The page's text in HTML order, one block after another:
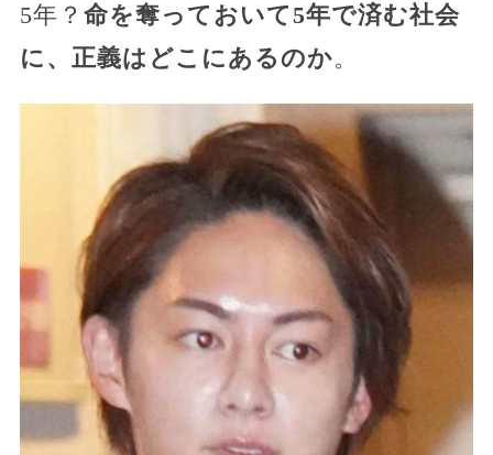
5年？ 命を奪っておいて5年で済む社会
に、正義はどこにあるのか。